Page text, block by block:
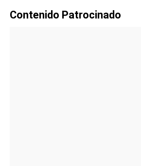
Contenido Patrocinado